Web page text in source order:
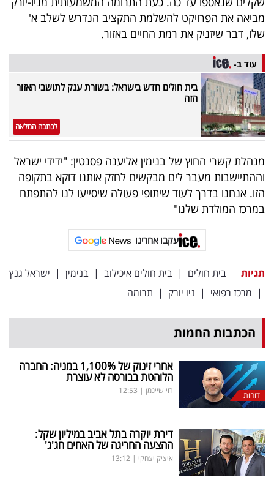
מביאה את הפרויקט להשלמת התקציב הנדרש לשלב א'
שלו, דבר שיזניק את רמת החיים באזור.
עוד ב-
בית חולים חדש בישראל: בשורת ענק לתושבי האזור
הזה
לכתבה המלאה
מנהלת קשרי החוץ של בנימין אליענה פסנטין: "ידידי ישראל
וההתיישבות מעבר לים מבקשים לחזק אותנו דוקא בתקופה
הזו. אנחנו בדרך לעוד שיתופי פעולה שיסייעו לנו להתפתח
במרכז המולדת שלנו"
עקבו אחרינו
תגיות בית חולים | בית חולים איכילוב | בנימין | ישראל גנץ
| מרכז רפואי | ניו יורק | תרומה
הכתבות החמות
דוחות
אחרי זינוק של 1,100% במניה: החברה
הלוהטת בבורסה לא עוצרת
רוי שיינמן |
12:53
דירת יוקרה בתל אביב במיליון שקל:
ההצעה החריגה של האחים חג'ג'
איציק יצחקי |
13:12